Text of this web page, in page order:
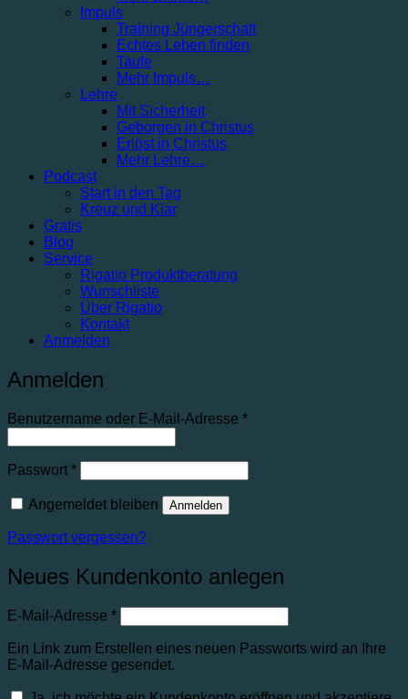
Impuls
Training Jüngerschaft
Echtes Leben finden
Taufe
Mehr Impuls…
Lehre
Mit Sicherheit
Geborgen in Christus
Erlöst in Christus
Mehr Lehre…
Podcast
Start in den Tag
Kreuz und Klar
Gratis
Blog
Service
Rigatio Produktberatung
Wunschliste
Über Rigatio
Kontakt
Anmelden
Anmelden
Benutzername oder E-Mail-Adresse *
Passwort *
Angemeldet bleiben Anmelden
Passwort vergessen?
Neues Kundenkonto anlegen
E-Mail-Adresse *
Ein Link zum Erstellen eines neuen Passworts wird an Ihre
E-Mail-Adresse gesendet.